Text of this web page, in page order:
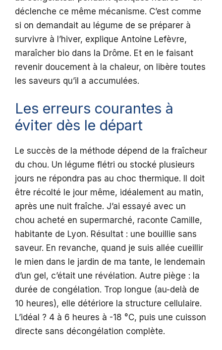
déclenche ce même mécanisme. C’est comme
si on demandait au légume de se préparer à
survivre à l’hiver, explique Antoine Lefèvre,
maraîcher bio dans la Drôme. Et en le faisant
revenir doucement à la chaleur, on libère toutes
les saveurs qu’il a accumulées.
Les erreurs courantes à
éviter dès le départ
Le succès de la méthode dépend de la fraîcheur
du chou. Un légume flétri ou stocké plusieurs
jours ne répondra pas au choc thermique. Il doit
être récolté le jour même, idéalement au matin,
après une nuit fraîche. J’ai essayé avec un
chou acheté en supermarché, raconte Camille,
habitante de Lyon. Résultat : une bouillie sans
saveur. En revanche, quand je suis allée cueillir
le mien dans le jardin de ma tante, le lendemain
d’un gel, c’était une révélation. Autre piège : la
durée de congélation. Trop longue (au-delà de
10 heures), elle détériore la structure cellulaire.
L’idéal ? 4 à 6 heures à -18 °C, puis une cuisson
directe sans décongélation complète.